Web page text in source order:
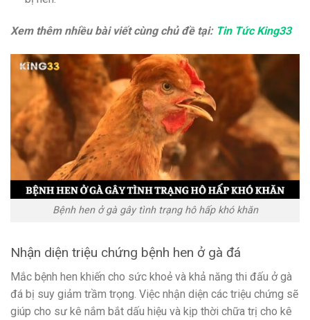
Xem thêm nhiều bài viết cùng chủ đề tại: Tin Tức King33
Bệnh hen ở gà gây tình trạng hô hấp khó khăn
Nhận diện triệu chứng bệnh hen ở gà đá
Mắc bệnh hen khiến cho sức khoẻ và khả năng thi đấu ở gà
đá bị suy giảm trầm trọng. Việc nhận diện các triệu chứng sẽ
giúp cho sư kê nắm bắt dấu hiệu và kịp thời chữa trị cho kê